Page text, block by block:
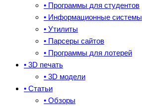
• Программы для студентов
• Информационные системы
• Утилиты
• Парсеры сайтов
• Программы для лотерей
• 3D печать
• 3D модели
• Статьи
• Обзоры